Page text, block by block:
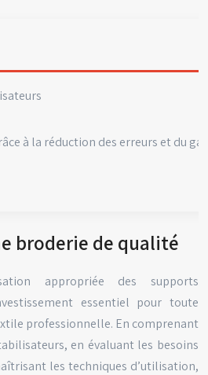
à la réduction des erreurs et du
broderie de qualité
appropriée des supports
essentiel pour toute
professionnelle. En comprenant
en évaluant les besoins
les techniques d’utilisation,